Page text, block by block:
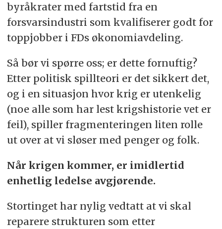
byråkrater med fartstid fra en
forsvarsindustri som kvalifiserer godt for
toppjobber i FDs økonomiavdeling.
Så bør vi spørre oss; er dette fornuftig?
Etter politisk spillteori er det sikkert det,
og i en situasjon hvor krig er utenkelig
(noe alle som har lest krigshistorie vet er
feil), spiller fragmenteringen liten rolle
ut over at vi sløser med penger og folk.
Når krigen kommer, er imidlertid
enhetlig ledelse avgjørende.
Stortinget har nylig vedtatt at vi skal
reparere strukturen som etter